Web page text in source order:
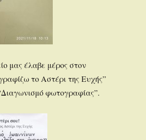
μας έλαβε μέρος στον
το Αστέρι της Ευχής”
φωτογραφίας”.